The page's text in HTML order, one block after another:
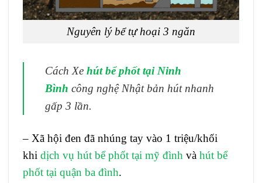
Nguyên lý bể tự hoại 3 ngăn
Cách Xe hút bể phốt tại Ninh
Bình công nghệ Nhật bản hút nhanh
gấp 3 lần.
– Xã hội đen đã nhúng tay vào 1 triệu/khối
khi dịch vụ hút bể phốt tại mỹ đình và hút bể
phốt tại quận ba đình.